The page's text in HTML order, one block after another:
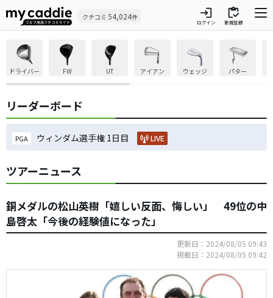
クチコミ 54,024件 login
ログイン
inventory
新規登録
ドライバー FW UT アイアン ウェッジ パター
リーダーボード
PGA ウィンダム選手権 1日目 LIVE
ツアーニュース
銅メダルの松山英樹「嬉しい反面、悔しい」 49位の中
島啓太「今後の経験値になった」
更新日：2024/08/05 09:43
掲載日：2024/08/05 09:42